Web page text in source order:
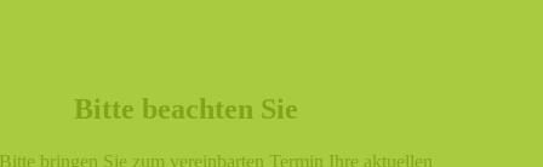
Bitte beachten Sie
Bitte bringen Sie zum vereinbarten Termin Ihre aktuellen